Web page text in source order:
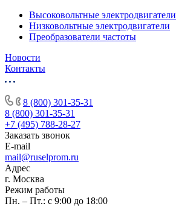
Высоковольтные электродвигатели
Низковольтные электродвигатели
Преобразователи частоты
Новости
Контакты
8 (800) 301-35-31
8 (800) 301-35-31
+7 (495) 788-28-27
Заказать звонок
E-mail
mail@ruselprom.ru
Адрес
г. Москва
Режим работы
Пн. – Пт.: с 9:00 до 18:00